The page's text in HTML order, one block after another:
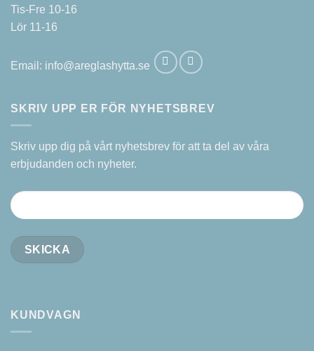
Tis-Fre 10-16
Lör 11-16
Email: info@areglashytta.se
SKRIV UPP ER FÖR NYHETSBREV
Skriv upp dig på vårt nyhetsbrev för att ta del av våra
erbjudanden och nyheter.
KUNDVAGN